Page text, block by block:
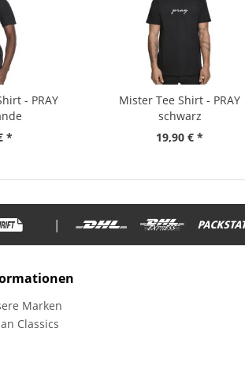
- PRAY
*
Mister Tee Shirt - PRAY
schwarz
19,90 € *
|
Marken
Classics